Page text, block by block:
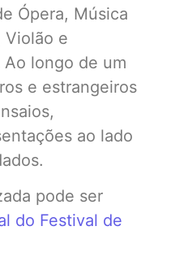
Ópera, Música
Violão e
longo de um
e estrangeiros
ao lado
pode ser
do Festival de